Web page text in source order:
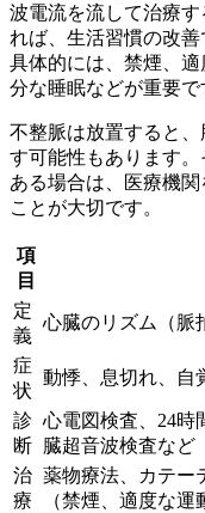
波電流を流して治療
れば、生活習慣の改善
具体的には、 禁煙、適
分な睡眠などが重要で
不整脈は放置すると
す可能性もあります
ある場合は、医療機
ことが大切です。
項
目
定
義
心臓のリズム（脈
症
状
動悸、息切れ、自
診
断
心電図検査、24時
臓超音波検査など
治
療
薬物療法、カテー
（禁煙、適度な